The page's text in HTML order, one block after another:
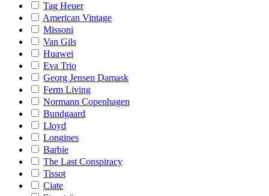
Tag Heuer
American Vintage
Missoni
Van Gils
Huawei
Eva Trio
Georg Jensen Damask
Ferm Living
Normann Copenhagen
Bundgaard
Lloyd
Longines
Barbie
The Last Conspiracy
Tissot
Ciate